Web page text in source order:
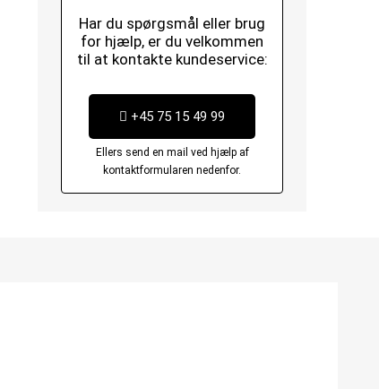
Har du spørgsmål eller brug
for hjælp, er du velkommen
til at kontakte kundeservice:
+45 75 15 49 99
Ellers send en mail ved hjælp af
kontaktformularen nedenfor.